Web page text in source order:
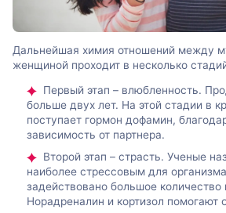
Дальнейшая химия отношений между
женщиной проходит в несколько
Первый этап – влюбленность.
больше двух лет. На этой стадии в
поступает гормон дофамин,
зависимость от партнера.
Второй этап – страсть. Ученые
наиболее стрессовым для
задействовано большое количество
Норадреналин и кортизол помогают